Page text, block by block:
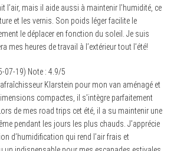
l’air, mais il aide aussi à maintenir l’humidité, ce
et les vernis. Son poids léger facilite le
le déplacer en fonction du soleil. Je suis
mes heures de travail à l’extérieur tout l’été!
07-19) Note : 4.9/5
Klarstein pour mon van aménagé et
compactes, il s’intègre parfaitement
de mes road trips cet été, il a su maintenir une
pendant les jours les plus chauds. J’apprécie
d’humidification qui rend l’air frais et